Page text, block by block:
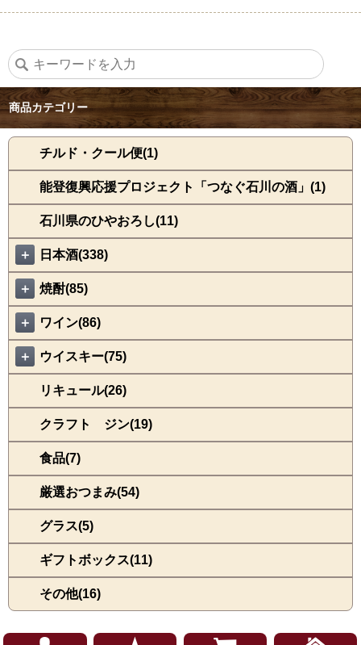
商品カテゴリー
チルド・クール便(1)
能登復興応援プロジェクト「つなぐ石川の酒」(1)
石川県のひやおろし(11)
＋ 日本酒(338)
＋ 焼酎(85)
＋ ワイン(86)
＋ ウイスキー(75)
リキュール(26)
クラフト ジン(19)
食品(7)
厳選おつまみ(54)
グラス(5)
ギフトボックス(11)
その他(16)